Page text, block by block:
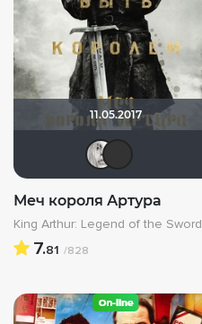
11.05.2017
Меч короля Артура
King Arthur: Legend of the Sword
7.81 /828